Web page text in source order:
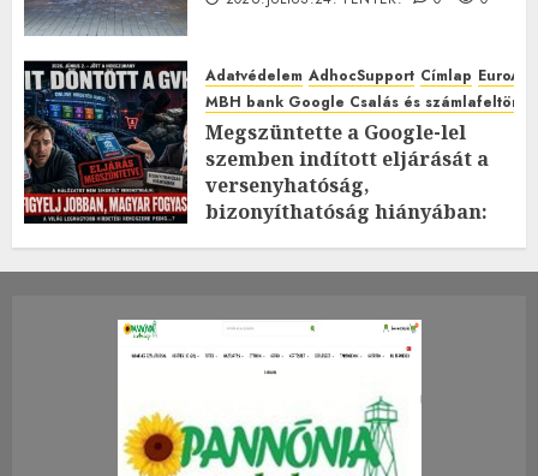
Adatvédelem AdhocSupport Címlap
MBH bank Google Csalás és
Megszüntette a Google-lel
szemben indított eljárását a
versenyhatóság,
bizonyíthatóság hiányában:
2026.JÚLIUS.23. CSÜTÖRTÖK.
0